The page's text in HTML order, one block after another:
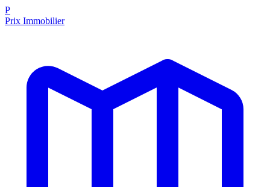
P
Prix Immobilier